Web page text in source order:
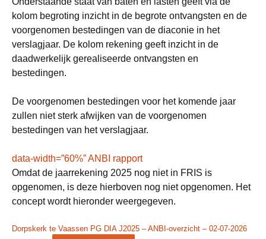
kolom begroting inzicht in de begrote ontvangsten en de
voorgenomen bestedingen van de diaconie in het
verslagjaar. De kolom rekening geeft inzicht in de
daadwerkelijk gerealiseerde ontvangsten en
bestedingen.
De voorgenomen bestedingen voor het komende jaar
zullen niet sterk afwijken van de voorgenomen
bestedingen van het verslagjaar.
data-width=”60%” ANBI rapport
Omdat de jaarrekening 2025 nog niet in FRIS is
opgenomen, is deze hierboven nog niet opgenomen. Het
concept wordt hieronder weergegeven.
Dorpskerk te Vaassen PG DIA J2025 – ANBI-overzicht – 02-07-2026